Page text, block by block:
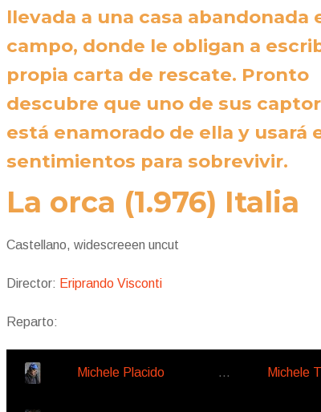
llevada a una casa abandonada
campo, donde le obligan a
propia carta de rescate. Pronto
descubre que uno de sus
está enamorado de ella y usará
sentimientos para sobrevivir.
La orca (1.976) Italia
Castellano, widescreeen uncut
Director: Eriprando Visconti
Reparto:
Michele Placido … Michele